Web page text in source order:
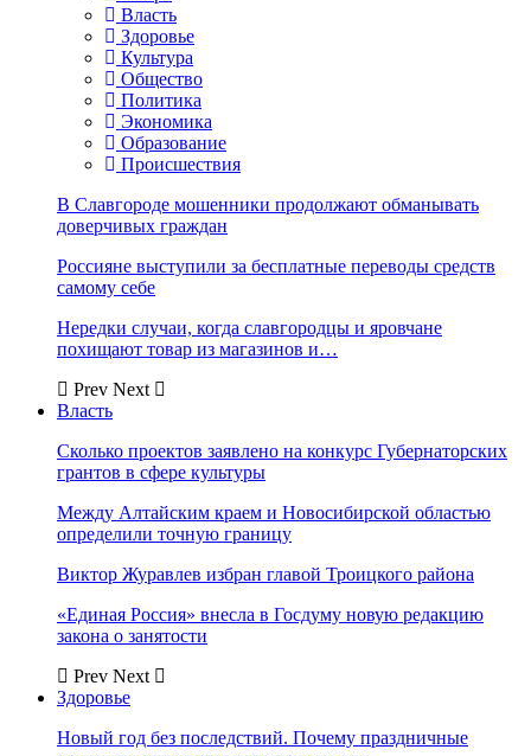
Власть
Здоровье
Культура
Общество
Политика
Экономика
Образование
Происшествия
В Славгороде мошенники продолжают обманывать
доверчивых граждан
Россияне выступили за бесплатные переводы средств
самому себе
Нередки случаи, когда славгородцы и яровчане
похищают товар из магазинов и…
Prev Next
Власть
Сколько проектов заявлено на конкурс Губернаторских
грантов в сфере культуры
Между Алтайским краем и Новосибирской областью
определили точную границу
Виктор Журавлев избран главой Троицкого района
«Единая Россия» внесла в Госдуму новую редакцию
закона о занятости
Prev Next
Здоровье
Новый год без последствий. Почему праздничные